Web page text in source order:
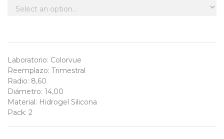
Laboratorio: Colorvue
Reemplazo: Trimestral
Radio: 8,60
Diámetro: 14,00
Material : Hidrogel Silicona
Pack: 2